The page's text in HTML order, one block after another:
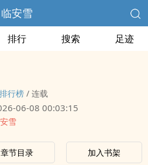
临安雪
排行 搜索 足迹
排行榜 / 连载
06-08 00:03:15
雪
章节目录 加入书架